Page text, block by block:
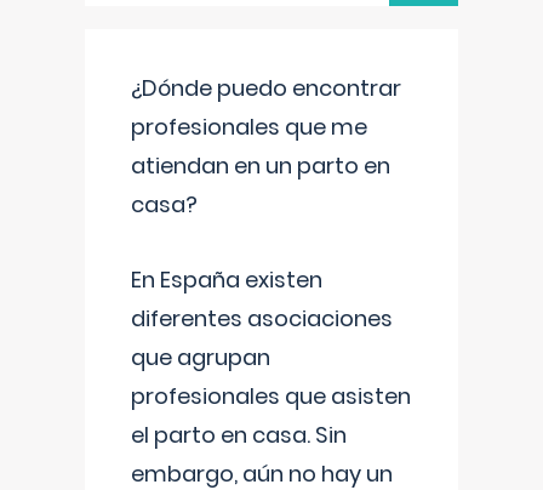
¿Dónde puedo encontrar
profesionales que me
atiendan en un parto en
casa?
En España existen
diferentes asociaciones
que agrupan
profesionales que asisten
el parto en casa. Sin
embargo, aún no hay un